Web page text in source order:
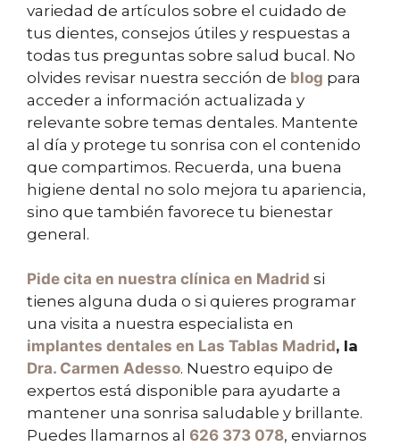
variedad de artículos sobre el cuidado de
tus dientes, consejos útiles y respuestas a
todas tus preguntas sobre salud bucal. No
olvides revisar nuestra sección de blog para
acceder a información actualizada y
relevante sobre temas dentales. Mantente
al día y protege tu sonrisa con el contenido
que compartimos. Recuerda, una buena
higiene dental no solo mejora tu apariencia,
sino que también favorece tu bienestar
general.
Pide cita en nuestra clínica en Madrid si
tienes alguna duda o si quieres programar
una visita a nuestra especialista en
implantes dentales en Las Tablas Madrid, la
Dra. Carmen Adesso. Nuestro equipo de
expertos está disponible para ayudarte a
mantener una sonrisa saludable y brillante.
Puedes llamarnos al 626 373 078, enviarnos